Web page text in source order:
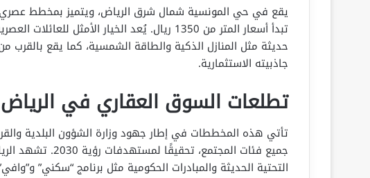
يقع في حي المونسية شمال شرق الرياض، ويتميز بمخطط
تبدأ أسعار المتر من 1350 ريال. يُعد الخيار
حديثة مثل المنازل الذكية والطاقة الشمسية، كما يقع بالقرب
جاذبيته الاستثمارية.
تطلعات السوق العقاري في الرياض 2025
تأتي هذه المخططات في إطار جهود وزارة الشؤون البلدية
جميع فئات المجتمع،
التحتية الحديثة والمبادرات الحكومية مثل برنامج “سكني”